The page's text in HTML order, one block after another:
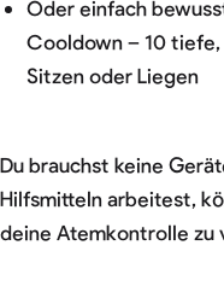
Oder einfach
Cooldown – 10
Sitzen oder Liegen
Du brauchst keine
Hilfsmitteln arbeitest,
deine Atemkontrolle zu